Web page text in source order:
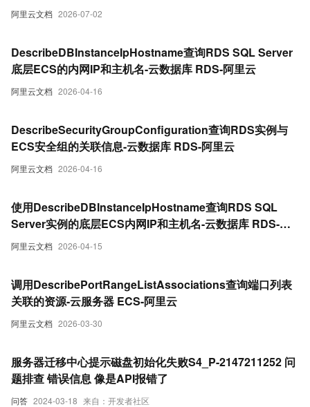
阿里云文档 2026-07-02
阿里云文档 2026-04-16
DescribeDBInstanceIpHostname查询RDS SQL Server
底层ECS的内网IP和主机名-云数据库 RDS-阿里云
阿里云文档 2026-04-16
DescribeSecurityGroupConfiguration查询RDS实例与
ECS安全组的关联信息-云数据库 RDS-阿里云
阿里云文档 2026-04-15
使用DescribeDBInstanceIpHostname查询RDS SQL
Server实例的底层ECS内网IP和主机名-云数据库 RDS-阿
里云
阿里云文档 2026-03-30
调用DescribePortRangeListAssociations查询端口列表
关联的资源-云服务器 ECS-阿里云
问答 2024-03-18 来自：开发者社区
服务器迁移中心提示磁盘初始化失败S4_P-2147211252 问
题排查 错误信息 像是API报错了